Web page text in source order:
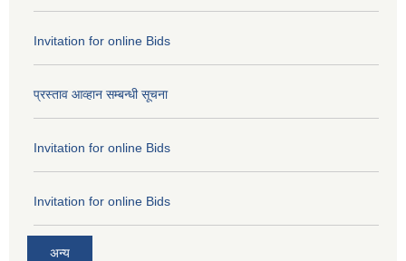
Invitation for online Bids
प्रस्ताव आव्हान सम्बन्धी सूचना
Invitation for online Bids
Invitation for online Bids
अन्य